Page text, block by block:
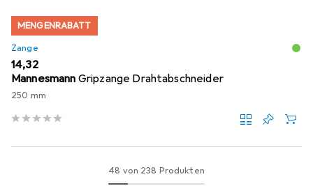
MENGENRABATT
Zange
EUR
14,32
Mannesmann Gripzange Drahtabschneider
250 mm
48 von 238 Produkten